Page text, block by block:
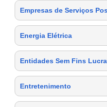
Empresas de Serviços
Energia Elétrica
Entidades Sem Fins
Entretenimento